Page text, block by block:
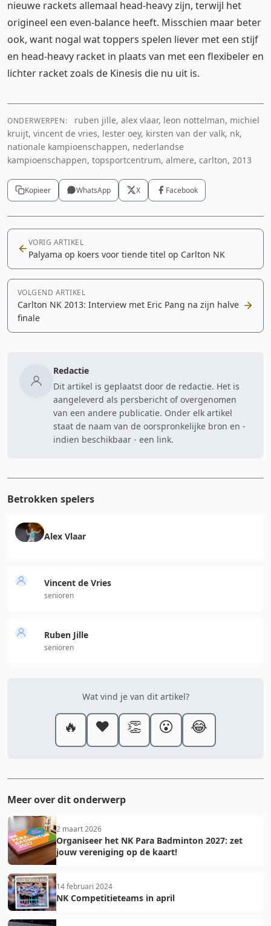
nieuwe rackets allemaal head-heavy zijn, terwijl het
origineel een even-balance heeft. Misschien maar beter
ook, want nogal wat toppers spelen liever met een stijf
en head-heavy racket in plaats van met een flexibeler en
lichter racket zoals de Kinesis die nu uit is.
ONDERWERPEN:
ruben jille, alex vlaar, leon nottelman, michiel
kruijt, vincent de vries, lester oey, kirsten van der valk, nk,
nationale kampioenschappen, nederlandse
kampioenschappen, topsportcentrum, almere, carlton, 2013
Kopieer WhatsApp X Facebook
VORIG ARTIKEL
Palyama op koers voor tiende titel op Carlton NK
VOLGEND ARTIKEL
Carlton NK 2013: Interview met Eric Pang na zijn halve
finale
Redactie
Dit artikel is geplaatst door de redactie. Het is
aangeleverd als persbericht of overgenomen
van een andere publicatie. Onder elk artikel
staat de naam van de oorspronkelijke bron en -
indien beschikbaar - een link.
Betrokken spelers
Alex Vlaar
Vincent de Vries
senioren
Ruben Jille
senioren
Wat vind je van dit artikel?
🔥 ❤️ 👏 😮 😂
Meer over dit onderwerp
2 maart 2026
Organiseer het NK Para Badminton 2027: zet
jouw vereniging op de kaart!
14 februari 2024
NK Competitieteams in april